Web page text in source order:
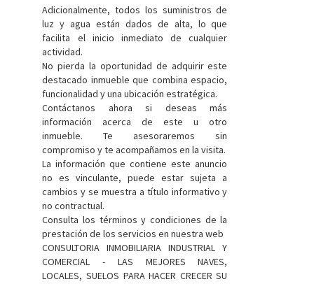
Adicionalmente, todos los suministros de
luz y agua están dados de alta, lo que
facilita el inicio inmediato de cualquier
actividad.
No pierda la oportunidad de adquirir este
destacado inmueble que combina espacio,
funcionalidad y una ubicación estratégica.
Contáctanos ahora si deseas más
información acerca de este u otro
inmueble. Te asesoraremos sin
compromiso y te acompañamos en la visita.
La información que contiene este anuncio
no es vinculante, puede estar sujeta a
cambios y se muestra a título informativo y
no contractual.
Consulta los términos y condiciones de la
prestación de los servicios en nuestra web
CONSULTORIA INMOBILIARIA INDUSTRIAL Y
COMERCIAL - LAS MEJORES NAVES,
LOCALES, SUELOS PARA HACER CRECER SU